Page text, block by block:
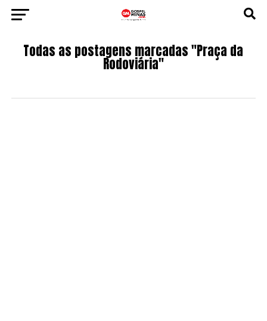
Todas as postagens marcadas "Praça da
Rodoviária"